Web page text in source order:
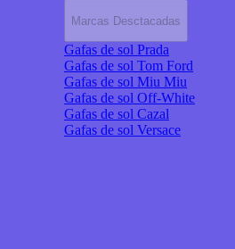
Marcas Desctacadas
Gafas de sol Prada
Gafas de sol Tom Ford
Gafas de sol Miu Miu
Gafas de sol Off-White
Gafas de sol Cazal
Gafas de sol Versace